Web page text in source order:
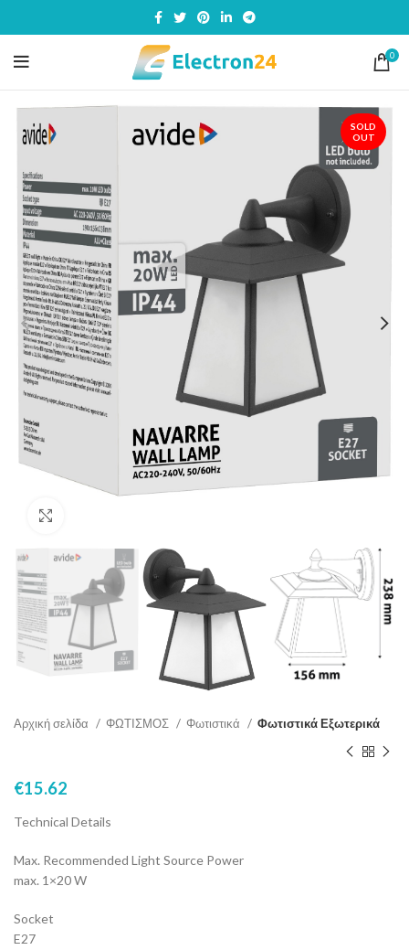
0
SOLD
OUT
Αρχική σελίδα ΦΩΤΙΣΜΟΣ Φωτιστικά Φωτιστικά Εξωτερικά
€15.62
Technical Details
Max. Recommended Light Source Power
max. 1×20 W
Socket
E27